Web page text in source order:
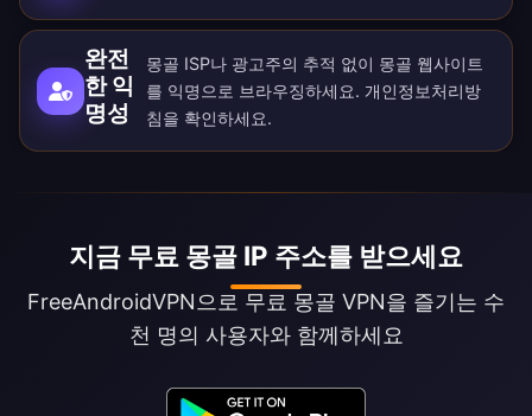
완전
한 익
명성
몽골 ISP나 광고주의 추적 없이 몽골 웹사이트
를 익명으로 브라우징하세요. 개인정보처리방
침을 확인하세요.
지금 무료 몽골 IP 주소를 받으세요
FreeAndroidVPN으로 무료 몽골 VPN을 즐기는 수
천 명의 사용자와 함께하세요